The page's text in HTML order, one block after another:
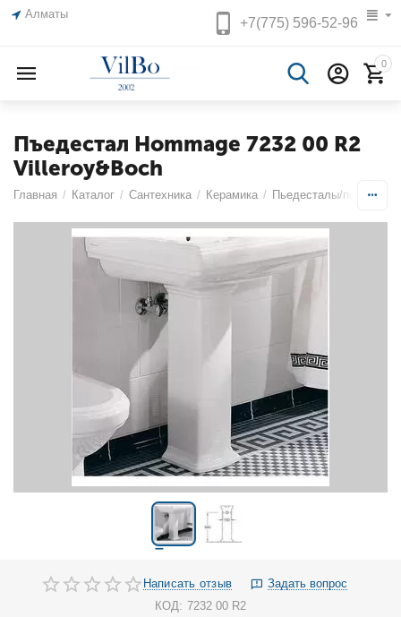
Алматы
+7(775)596-52-96
0
Пъедестал Hommage 7232 00 R2
Villeroy&Boch
Главная / Каталог / Сантехника / Керамика / Пьедесталы/
Написать отзыв
Задать вопрос
КОД: 7232 00 R2